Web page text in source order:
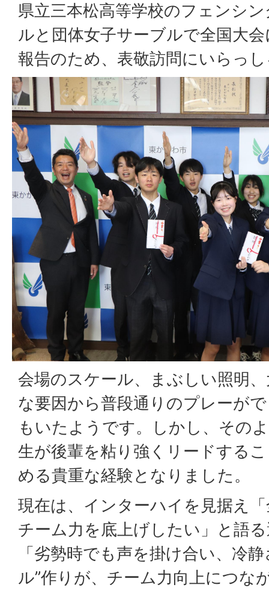
県立三本松高等学校のフェンシ
ルと団体女子サーブルで全国大
報告のため、表敬訪問にいらっ
会場のスケール、まぶしい照明
な要因から普段通りのプレーが
もいたようです。しかし、その
生が後輩を粘り強くリードする
める貴重な経験となりました。
現在は、インターハイを見据え
チーム力を底上げしたい」と語
「劣勢時でも声を掛け合い、冷
ル”作りが、チーム力向上につな